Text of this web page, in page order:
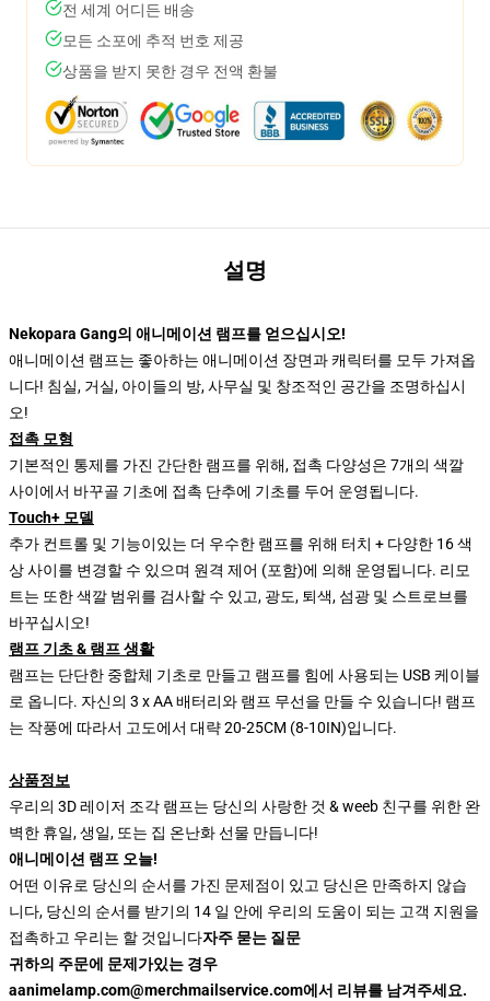
전 세계 어디든 배송
모든 소포에 추적 번호 제공
상품을 받지 못한 경우 전액 환불
설명
Nekopara Gang의 애니메이션 램프를 얻으십시오!
애니메이션 램프는 좋아하는 애니메이션 장면과 캐릭터를 모두 가져옵
니다! 침실, 거실, 아이들의 방, 사무실 및 창조적인 공간을 조명하십시
오!
접촉 모형
기본적인 통제를 가진 간단한 램프를 위해, 접촉 다양성은 7개의 색깔
사이에서 바꾸골 기초에 접촉 단추에 기초를 두어 운영됩니다.
Touch+ 모델
추가 컨트롤 및 기능이있는 더 우수한 램프를 위해 터치 + 다양한 16 색
상 사이를 변경할 수 있으며 원격 제어 (포함)에 의해 운영됩니다. 리모
트는 또한 색깔 범위를 검사할 수 있고, 광도, 퇴색, 섬광 및 스트로브를
바꾸십시오!
램프 기초 & 램프 생활
램프는 단단한 중합체 기초로 만들고 램프를 힘에 사용되는 USB 케이블
로 옵니다. 자신의 3 x AA 배터리와 램프 무선을 만들 수 있습니다! 램프
는 작풍에 따라서 고도에서 대략 20-25CM (8-10IN)입니다.
상품정보
우리의 3D 레이저 조각 램프는 당신의 사랑한 것 & weeb 친구를 위한 완
벽한 휴일, 생일, 또는 집 온난화 선물 만듭니다!
애니메이션 램프 오늘!
어떤 이유로 당신의 순서를 가진 문제점이 있고 당신은 만족하지 않습
니다, 당신의 순서를 받기의 14 일 안에 우리의 도움이 되는 고객 지원을
접촉하고 우리는 할 것입니다자주 묻는 질문
귀하의 주문에 문제가있는 경우
aanimelamp.com@merchmailservice.com에서 리뷰를 남겨주세요.